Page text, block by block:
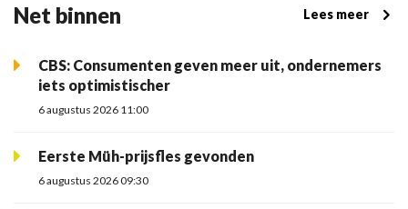
Net binnen Lees meer
CBS: Consumenten geven meer uit, ondernemers
iets optimistischer
6 augustus 2026 11:00
Eerste Müh-prijsfles gevonden
6 augustus 2026 09:30